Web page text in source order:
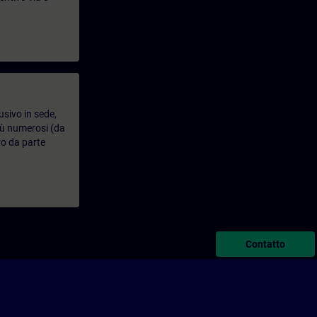
in sede,
numerosi (da
da parte
Contatto